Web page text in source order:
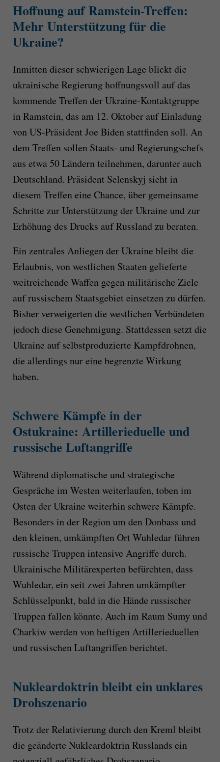
Hoffnung auf Ramstein-Treffen:
Mehr Unterstützung für die
Ukraine?
Inmitten dieser schwierigen Lage blickt die
ukrainische Regierung hoffnungsvoll auf das
kommende Treffen der Ukraine-Kontaktgruppe
in Ramstein, das am 12. Oktober auf Einladung
von US-Präsident Joe Biden stattfinden soll. An
dem Treffen sollen Staats- und Regierungschefs
aus etwa 50 Ländern teilnehmen, darunter auch
Deutschland. Präsident Selenskyj sieht in
diesem Treffen eine Chance, über gemeinsame
Schritte zur Unterstützung der Ukraine und zur
Erhöhung des Drucks auf Russland zu beraten.
Ein zentrales Anliegen der Ukraine bleibt die
Erlaubnis, von westlichen Staaten gelieferte
weitreichende Waffen gegen militärische Ziele
auf russischem Staatsgebiet einsetzen zu dürfen.
Bisher verweigerten die westlichen Verbündeten
jedoch diese Genehmigung. Stattdessen setzt die
Ukraine auf selbstproduzierte Kampfdrohnen,
die allerdings nur eine begrenzte Wirkung
haben.
Schwere Kämpfe in der
Ostukraine: Artillerieduelle und
russische Luftangriffe
Während diplomatische und strategische
Gespräche im Westen weiterlaufen, toben im
Osten der Ukraine weiterhin schwere Kämpfe.
Besonders in der Region um den Donbass und
den kleinen, umkämpften Ort Wuhledar führen
russische Truppen intensive Angriffe durch.
Ukrainische Militärexperten befürchten, dass
Wuhledar, ein seit zwei Jahren umkämpfter
Schlüsselpunkt, bald in die Hände russischer
Truppen fallen könnte. Auch im Raum Sumy und
Charkiw werden von heftigen Artillerieduellen
und russischen Luftangriffen berichtet.
Nukleardoktrin bleibt ein unklares
Drohszenario
Trotz der Relativierung durch den Kreml bleibt
die geänderte Nukleardoktrin Russlands ein